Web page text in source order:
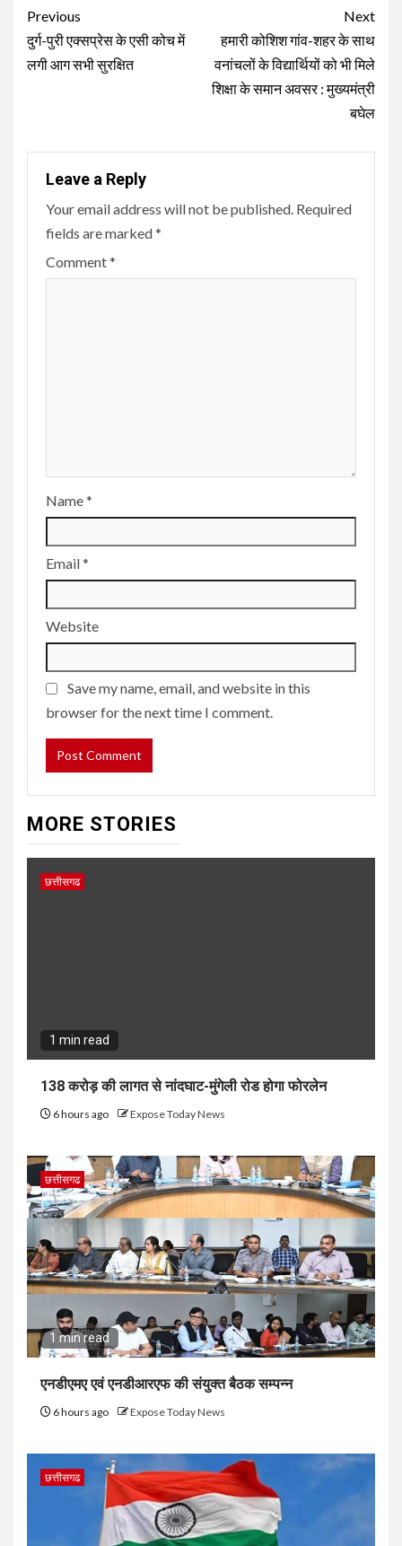
Continue
Reading
Previous
दुर्ग-पुरी एक्सप्रेस के एसी कोच में
लगी आग सभी सुरक्षित
Next
हमारी कोशिश गांव-शहर के साथ
वनांचलों के विद्यार्थियों को भी मिले
शिक्षा के समान अवसर : मुख्यमंत्री
बघेल
Leave a Reply
Your email address will not be published. Required
fields are marked*
Comment*
Name*
Email*
Website
Save my name, email, and website in this
browser for the next time I comment.
MORE STORIES
छत्तीसगढ
1 min read
138 करोड़ की लागत से नांदघाट-मुंगेली रोड होगा फोरलेन
6 hours ago Expose Today News
छत्तीसगढ
1 min read
एनडीएमए एवं एनडीआरएफ की संयुक्त बैठक सम्पन्न
6 hours ago Expose Today News
छत्तीसगढ